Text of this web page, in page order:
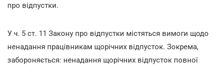
про відпустки.
У ч. 5 ст. 11 Закону про відпустки містяться вимоги щодо
ненадання працівникам щорічних відпусток. Зокрема,
забороняється: ненадання щорічних відпусток повної